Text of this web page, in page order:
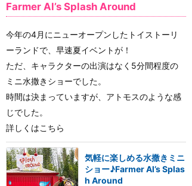
Farmer Al’s Splash Around
今年の4月にニューオープンしたトイストーリ
ーランドで、早速夏イベントが！
ただ、キャラクターの出演はなく5分間程度の
ミニ水撒きショーでした。
時間は決まっていますが、アトモスのような感
じでした。
詳しくはこちら
気軽に楽しめる水撒きミニ
ショー♪Farmer Al’s Splas
h Around